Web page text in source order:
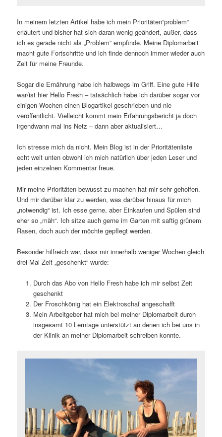
In meinem letzten Artikel habe ich mein Prioritäten“problem“
erläutert und bisher hat sich daran wenig geändert, außer, dass
ich es gerade nicht als „Problem“ empfinde. Meine Diplomarbeit
macht gute Fortschritte und ich finde dennoch immer wieder auch
Zeit für meine Freunde.
Sogar die Ernährung habe ich halbwegs im Griff. Eine gute Hilfe
war/ist hier Hello Fresh – tatsächlich habe ich darüber sogar vor
einigen Wochen einen Blogartikel geschrieben und nie
veröffentlicht. Vielleicht kommt mein Erfahrungsbericht ja doch
irgendwann mal ins Netz – dann aber aktualisiert…
Ich stresse mich da nicht. Mein Blog ist in der Prioritätenliste
echt weit unten obwohl ich mich natürlich über jeden Leser und
jeden einzelnen Kommentar freue.
Mir meine Prioritäten bewusst zu machen hat mir sehr geholfen.
Und mir darüber klar zu werden, was darüber hinaus für mich
„notwendig“ ist. Ich esse gerne, aber Einkaufen und Spülen sind
eher so „mäh“. Ich sitze auch gerne im Garten mit saftig grünem
Rasen, doch auch der möchte gepflegt werden.
Besonder hilfreich war, dass mir innerhalb weniger Wochen gleich
drei Mal Zeit „geschenkt“ wurde:
Durch das Abo von Hello Fresh habe ich mir selbst Zeit
geschenkt
Der Froschkönig hat ein Elektroschaf angeschafft
Mein Arbeitgeber hat mich bei meiner Diplomarbeit durch
insgesamt 10 Lerntage unterstützt an denen ich bei uns in
der Klinik an meiner Diplomarbeit schreiben konnte.